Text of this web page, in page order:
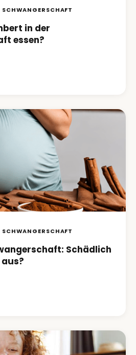
in der
essen?
Schädlich